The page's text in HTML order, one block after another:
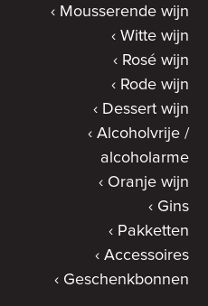
Mousserende wijn
Witte wijn
Rosé wijn
Rode wijn
Dessert wijn
Alcoholvrije /
alcoholarme
Oranje wijn
Gins
Pakketten
Accessoires
Geschenkbonnen